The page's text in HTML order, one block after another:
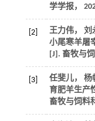
学学报，
[2]
王力伟， 刘
小尾寒羊屠
[J]. 畜牧与
[3]
任斐儿， 杨
育肥羊生产
畜牧与饲料